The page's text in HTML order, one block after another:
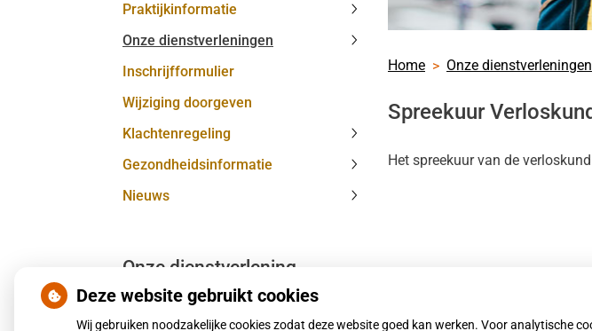
Praktijkinformatie
Praktijkinformatie
submenu
Onze dienstverleningen
dienstverleningen
Inschrijfformulier
Wijziging doorgeven
Klachtenregeling
submenu
Gezondheidsinformatie
submenu
Nieuws
Onze dienstverlening
Huisartsenzorg
Home Onze dienstverleningen
Spreekuur
Het spreekuur van de
Deze website gebruikt cookies
Wij gebruiken noodzakelijke cookies zodat deze website goed kan werken. Voor analytische